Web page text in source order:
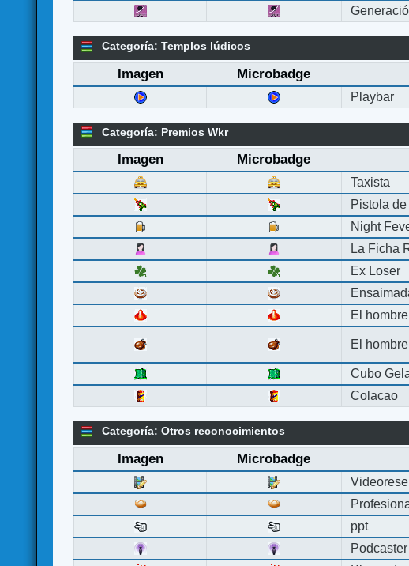
Categoría: Templos lúdicos
Imagen Microbadge
Playbar
Categoría: Premios Wkr
Imagen Microbadge
Taxista
Pistola
Night
La Ficha
Ex Loser
El
El
Cubo
Colacao
Categoría: Otros reconocimientos
Imagen Microbadge
ppt
Podcaster